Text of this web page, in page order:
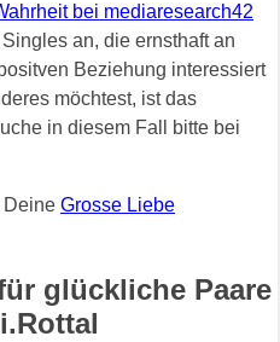
bei mediaresearch42
an, die ernsthaft an
Beziehung interessiert
möchtest, ist das
in diesem Fall bitte bei
Deine Grosse Liebe
glückliche Paare